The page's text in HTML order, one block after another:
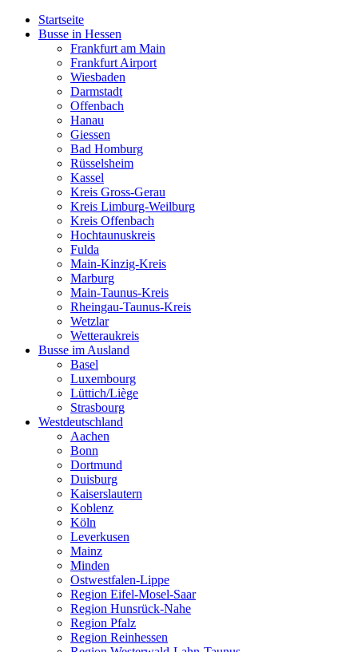
Startseite
Busse in Hessen
Frankfurt am Main
Frankfurt Airport
Wiesbaden
Darmstadt
Offenbach
Hanau
Giessen
Bad Homburg
Rüsselsheim
Kassel
Kreis Gross-Gerau
Kreis Limburg-Weilburg
Kreis Offenbach
Hochtaunuskreis
Fulda
Main-Kinzig-Kreis
Marburg
Main-Taunus-Kreis
Rheingau-Taunus-Kreis
Wetzlar
Wetteraukreis
Busse im Ausland
Basel
Luxembourg
Lüttich/Liège
Strasbourg
Westdeutschland
Aachen
Bonn
Dortmund
Duisburg
Kaiserslautern
Koblenz
Köln
Leverkusen
Mainz
Minden
Ostwestfalen-Lippe
Region Eifel-Mosel-Saar
Region Hunsrück-Nahe
Region Pfalz
Region Reinhessen